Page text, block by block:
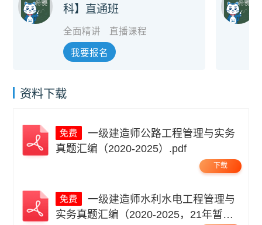
科】直通班
全面精讲 直播课程
我要报名
资料下载
一级建造师公路工程管理与实务
真题汇编（2020-2025）.pdf
下载
一级建造师水利水电工程管理与
实务真题汇编（2020-2025，21年暂